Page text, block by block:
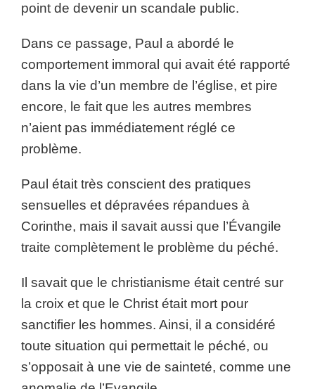
point de devenir un scandale public.
Dans ce passage, Paul a abordé le
comportement immoral qui avait été rapporté
dans la vie d’un membre de l’église, et pire
encore, le fait que les autres membres
n’aient pas immédiatement réglé ce
problème.
Paul était très conscient des pratiques
sensuelles et dépravées répandues à
Corinthe, mais il savait aussi que l’Évangile
traite complètement le problème du péché.
Il savait que le christianisme était centré sur
la croix et que le Christ était mort pour
sanctifier les hommes. Ainsi, il a considéré
toute situation qui permettait le péché, ou
s’opposait à une vie de sainteté, comme une